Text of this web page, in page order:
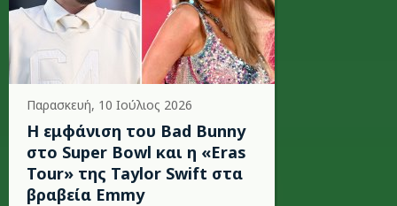
Παρασκευή, 10 Ιούλιος 2026
Η εμφάνιση του Bad Bunny
στο Super Bowl και η «Eras
Tour» της Taylor Swift στα
βραβεία Emmy